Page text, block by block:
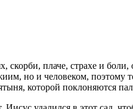
скорби, плаче, страхе и
но и человеком, поэтому
которой поклоняются